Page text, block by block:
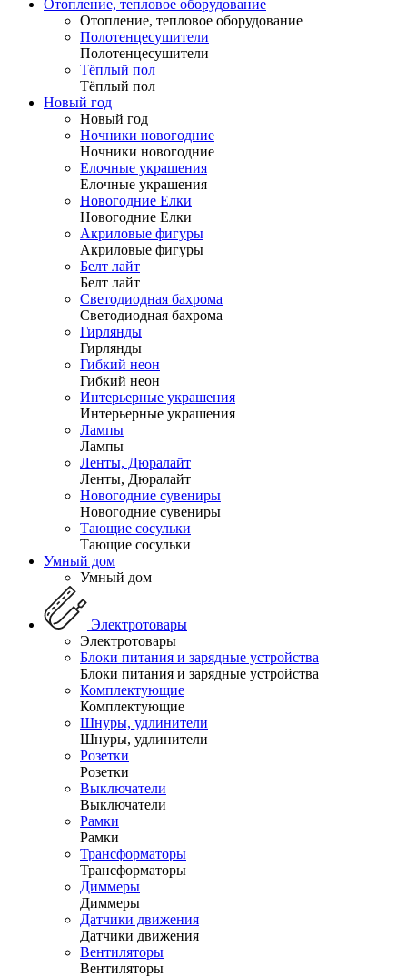
Отопление, тепловое оборудование
Отопление, тепловое оборудование
Полотенцесушители
Полотенцесушители
Тёплый пол
Тёплый пол
Новый год
Новый год
Ночники новогодние
Ночники новогодние
Елочные украшения
Елочные украшения
Новогодние Елки
Новогодние Елки
Акриловые фигуры
Акриловые фигуры
Белт лайт
Белт лайт
Светодиодная бахрома
Светодиодная бахрома
Гирлянды
Гирлянды
Гибкий неон
Гибкий неон
Интерьерные украшения
Интерьерные украшения
Лампы
Лампы
Ленты, Дюралайт
Ленты, Дюралайт
Новогодние сувениры
Новогодние сувениры
Тающие сосульки
Тающие сосульки
Умный дом
Умный дом
Электротовары
Электротовары
Блоки питания и зарядные устройства
Блоки питания и зарядные устройства
Комплектующие
Комплектующие
Шнуры, удлинители
Шнуры, удлинители
Розетки
Розетки
Выключатели
Выключатели
Рамки
Рамки
Трансформаторы
Трансформаторы
Диммеры
Диммеры
Датчики движения
Датчики движения
Вентиляторы
Вентиляторы